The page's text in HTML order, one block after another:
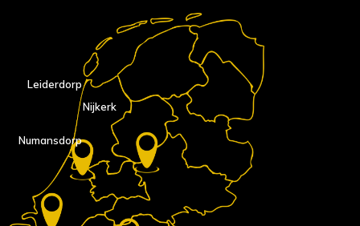
Nijkerk
Numansdorp
Leiderdorp